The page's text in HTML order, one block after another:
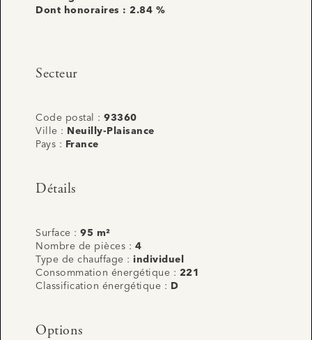
Dont honoraires : 2.84 %
Secteur
Code postal : 93360
Ville :
Neuilly-Plaisance
Pays :
France
Détails
Surface : 95 m²
Nombre de pièces : 4
Type de chauffage : individuel
Consommation énergétique : 221
Classification énergétique :
D
Options